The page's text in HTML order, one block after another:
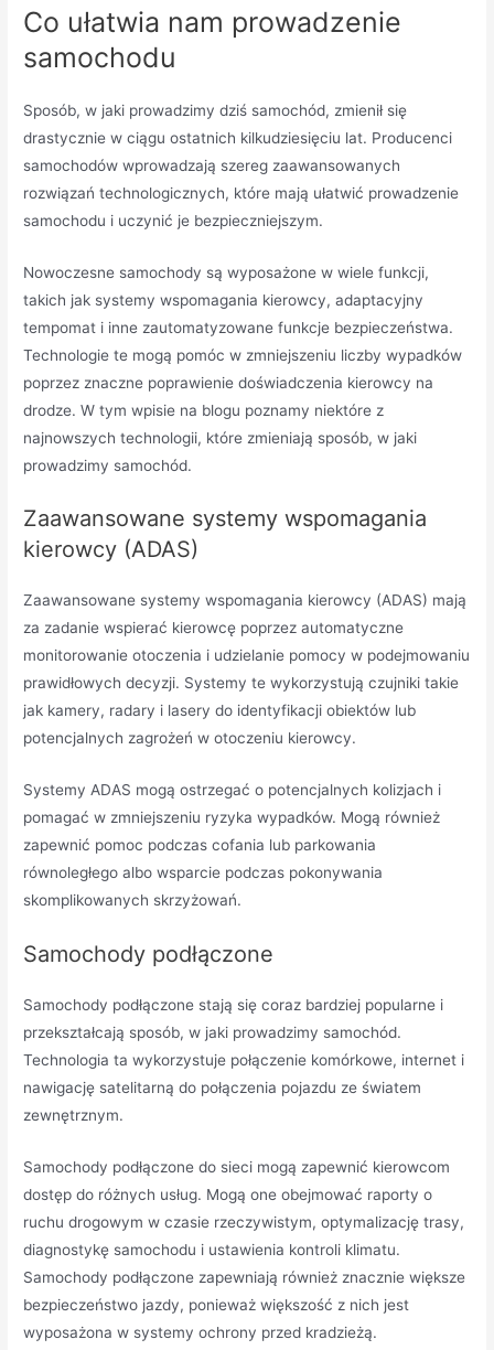
Co ułatwia nam prowadzenie
samochodu
Sposób, w jaki prowadzimy dziś samochód, zmienił się
drastycznie w ciągu ostatnich kilkudziesięciu lat. Producenci
samochodów wprowadzają szereg zaawansowanych
rozwiązań technologicznych, które mają ułatwić prowadzenie
samochodu i uczynić je bezpieczniejszym.
Nowoczesne samochody są wyposażone w wiele funkcji,
takich jak systemy wspomagania kierowcy, adaptacyjny
tempomat i inne zautomatyzowane funkcje bezpieczeństwa.
Technologie te mogą pomóc w zmniejszeniu liczby wypadków
poprzez znaczne poprawienie doświadczenia kierowcy na
drodze. W tym wpisie na blogu poznamy niektóre z
najnowszych technologii, które zmieniają sposób, w jaki
prowadzimy samochód.
Zaawansowane systemy wspomagania
kierowcy (ADAS)
Zaawansowane systemy wspomagania kierowcy (ADAS) mają
za zadanie wspierać kierowcę poprzez automatyczne
monitorowanie otoczenia i udzielanie pomocy w podejmowaniu
prawidłowych decyzji. Systemy te wykorzystują czujniki takie
jak kamery, radary i lasery do identyfikacji obiektów lub
potencjalnych zagrożeń w otoczeniu kierowcy.
Systemy ADAS mogą ostrzegać o potencjalnych kolizjach i
pomagać w zmniejszeniu ryzyka wypadków. Mogą również
zapewnić pomoc podczas cofania lub parkowania
równoległego albo wsparcie podczas pokonywania
skomplikowanych skrzyżowań.
Samochody podłączone
Samochody podłączone stają się coraz bardziej popularne i
przekształcają sposób, w jaki prowadzimy samochód.
Technologia ta wykorzystuje połączenie komórkowe, internet i
nawigację satelitarną do połączenia pojazdu ze światem
zewnętrznym.
Samochody podłączone do sieci mogą zapewnić kierowcom
dostęp do różnych usług. Mogą one obejmować raporty o
ruchu drogowym w czasie rzeczywistym, optymalizację trasy,
diagnostykę samochodu i ustawienia kontroli klimatu.
Samochody podłączone zapewniają również znacznie większe
bezpieczeństwo jazdy, ponieważ większość z nich jest
wyposażona w systemy ochrony przed kradzieżą.